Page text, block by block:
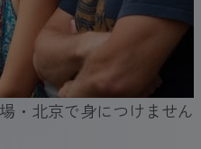
・北京で身につけません